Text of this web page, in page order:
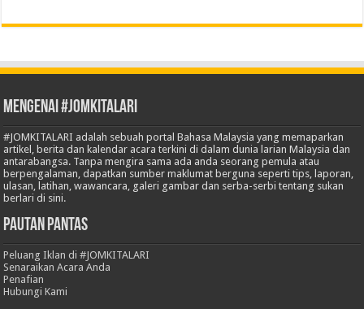
Mengenai #JOMKITALARI
#JOMKITALARI adalah sebuah portal Bahasa Malaysia yang memaparkan
artikel, berita dan kalendar acara terkini di dalam dunia larian Malaysia dan
antarabangsa. Tanpa mengira sama ada anda seorang pemula atau
berpengalaman, dapatkan sumber maklumat berguna seperti tips, laporan,
ulasan, latihan, wawancara, galeri gambar dan serba-serbi tentang sukan
berlari di sini.
Pautan Pantas
Peluang Iklan di #JOMKITALARI
Senaraikan Acara Anda
Penafian
Hubungi Kami